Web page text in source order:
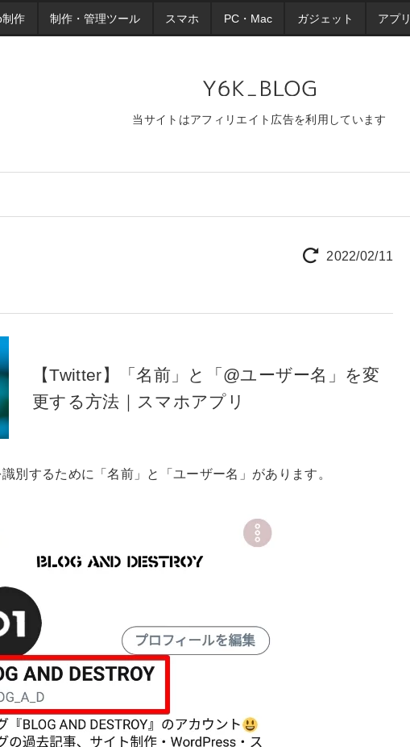
制作 制作・管理ツール スマホ PC・Mac ガジェット アプリ
当サイトはアフィリエイト広告を利用しています
2022/02/11
【Twitter】「名前」と「@ユーザー名」を変
更する方法｜スマホアプリ
別するために「名前」と「ユーザー名」があります。